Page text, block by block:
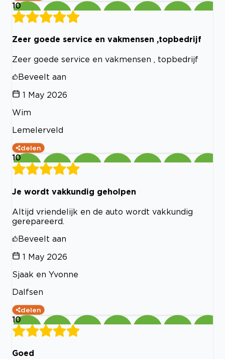
10
Zeer goede service en vakmensen ,topbedrijf
Zeer goede service en vakmensen , topbedrijf
Beveelt aan
1 May 2026
Wim
Lemelerveld
delen
10
Je wordt vakkundig geholpen
Altijd vriendelijk en de auto wordt vakkundig
gerepareerd.
Beveelt aan
1 May 2026
Sjaak en Yvonne
Dalfsen
delen
10
Goed